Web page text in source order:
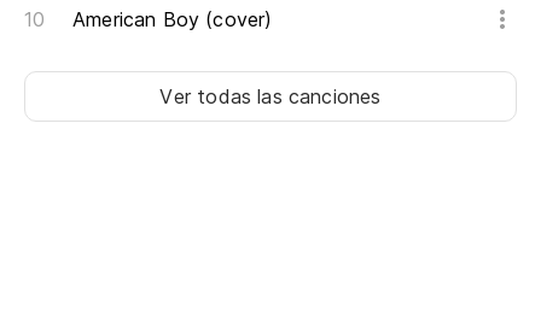
American Boy (cover)
Ver todas las canciones